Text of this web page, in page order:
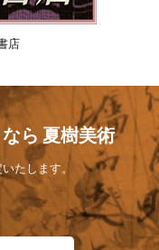
店
ら 夏樹美術
たします。